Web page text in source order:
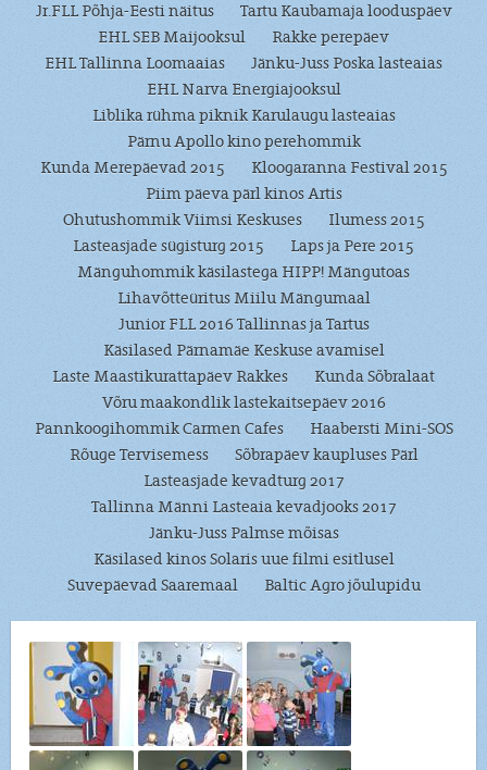
Jr.FLL Põhja-Eesti näitus
Tartu Kaubamaja looduspäev
EHL SEB Maijooksul
Rakke perepäev
EHL Tallinna Loomaaias
Jänku-Juss Poska lasteaias
EHL Narva Energiajooksul
Liblika rühma piknik Karulaugu lasteaias
Pärnu Apollo kino perehommik
Kunda Merepäevad 2015
Kloogaranna Festival 2015
Piim päeva pärl kinos Artis
Ohutushommik Viimsi Keskuses
Ilumess 2015
Lasteasjade sügisturg 2015
Laps ja Pere 2015
Mänguhommik käsilastega HIPP! Mängutoas
Lihavõtteüritus Miilu Mängumaal
Junior FLL 2016 Tallinnas ja Tartus
Käsilased Pärnamäe Keskuse avamisel
Laste Maastikurattapäev Rakkes
Kunda Sõbralaat
Võru maakondlik lastekaitsepäev 2016
Pannkoogihommik Carmen Cafes
Haabersti Mini-SOS
Rõuge Tervisemess
Sõbrapäev kaupluses Pärl
Lasteasjade kevadturg 2017
Tallinna Männi Lasteaia kevadjooks 2017
Jänku-Juss Palmse mõisas
Käsilased kinos Solaris uue filmi esitlusel
Suvepäevad Saaremaal
Baltic Agro jõulupidu